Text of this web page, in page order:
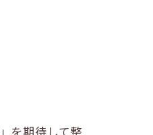
を期待して整